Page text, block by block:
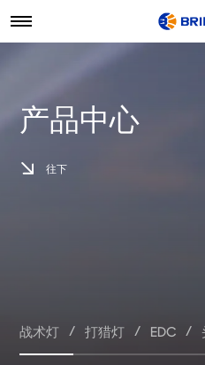
产品中心
往下
战术灯 / 打猎灯 / EDC /